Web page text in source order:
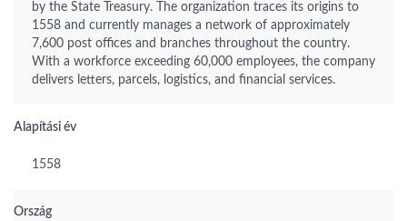
by the State Treasury. The organization traces its origins to
1558 and currently manages a network of approximately
7,600 post offices and branches throughout the country.
With a workforce exceeding 60,000 employees, the company
delivers letters, parcels, logistics, and financial services.
Alapítási év
1558
Ország